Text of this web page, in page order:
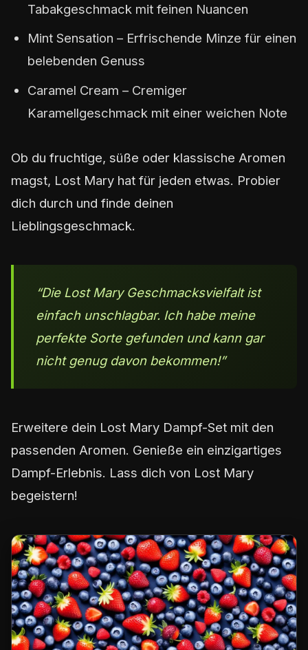
Tabakgeschmack mit feinen Nuancen
Mint Sensation – Erfrischende Minze für einen
belebenden Genuss
Caramel Cream – Cremiger
Karamellgeschmack mit einer weichen Note
Ob du fruchtige, süße oder klassische Aromen
magst, Lost Mary hat für jeden etwas. Probier
dich durch und finde deinen
Lieblingsgeschmack.
“Die Lost Mary Geschmacksvielfalt ist
einfach unschlagbar. Ich habe meine
perfekte Sorte gefunden und kann gar
nicht genug davon bekommen!”
Erweitere dein Lost Mary Dampf-Set mit den
passenden Aromen. Genieße ein einzigartiges
Dampf-Erlebnis. Lass dich von Lost Mary
begeistern!